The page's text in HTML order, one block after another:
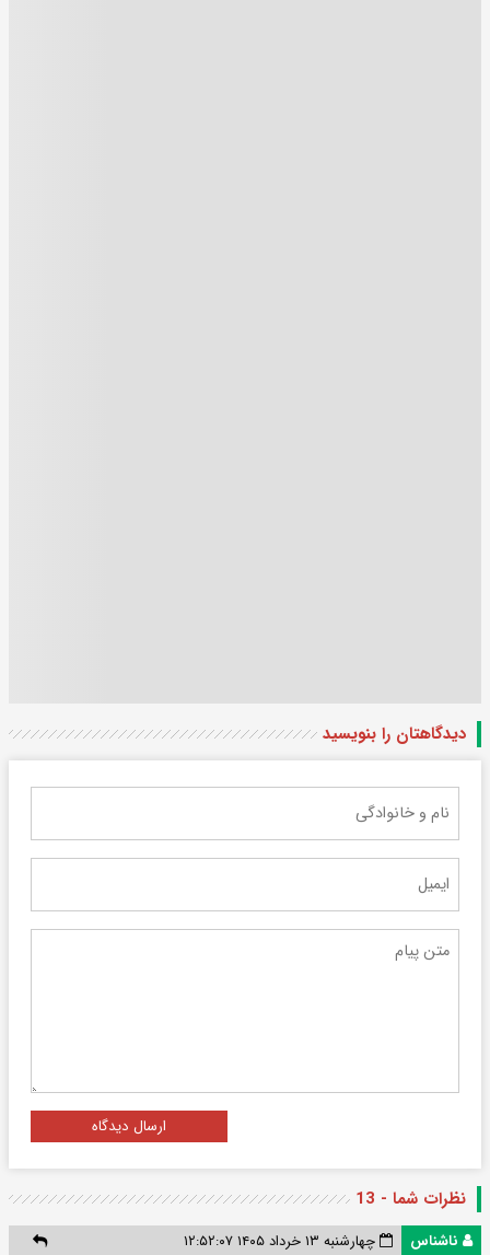
دیدگاهتان را بنویسید
ارسال دیدگاه
نظرات شما - 13
ناشناس
چهارشنبه ۱۳ خرداد ۱۴۰۵ ۱۲:۵۲:۰۷